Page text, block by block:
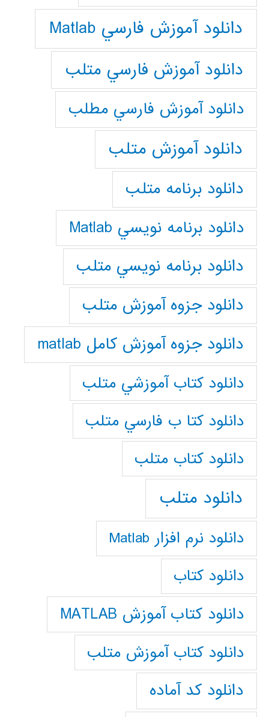
دانلود آموزش فارسي Matlab
دانلود آموزش فارسي متلب
دانلود آموزش فارسي مطلب
دانلود آموزش متلب
دانلود برنامه متلب
دانلود برنامه نويسي Matlab
دانلود برنامه نويسي متلب
دانلود جزوه آموزش متلب
دانلود جزوه آموزش کامل matlab
دانلود كتاب آموزشي متلب
دانلود كتا ب فارسي متلب
دانلود كتاب متلب
دانلود متلب
دانلود نرم افزار Matlab
دانلود کتاب
دانلود کتاب آموزش MATLAB
دانلود کتاب آموزش متلب
دانلود کد آماده